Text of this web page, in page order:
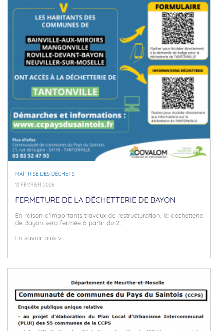
MAÎTRISE DES DÉCHETS
12 FÉVRIER 2026
FERMETURE DE LA DÉCHETTERIE DE BAYON
En raison d'importants travaux de restructuration, la déchetterie
de Bayon sera fermée à partir du 2...
En savoir plus >